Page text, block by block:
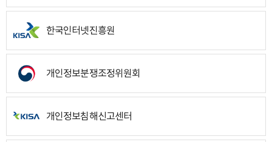
한국인터넷진흥원
개인정보분쟁조정위원회
개인정보침해신고센터